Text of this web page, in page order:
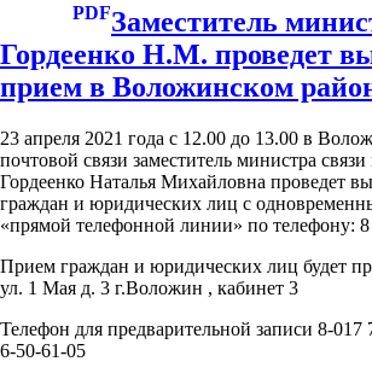
подготовительное
собрание
к
ВКРЭ-21
для
Содружества
Независимых
Государств
пройдет
в
режиме
21–
апреля
PDFЗаместитель
Гордеенко Н.М. проведет
прием в Воложинском
23 апреля 2021 года с 12.00 до 13.00 в
почтовой связи заместитель министра
Гордеенко Наталья Михайловна проведет
граждан и юридических лиц с
«прямой телефонной линии» по телефону:
Прием граждан и юридических лиц будет
ул. 1 Мая д. 3 г.Воложин , кабинет 3
Телефон для предварительной записи 8-017
6-50-61-05